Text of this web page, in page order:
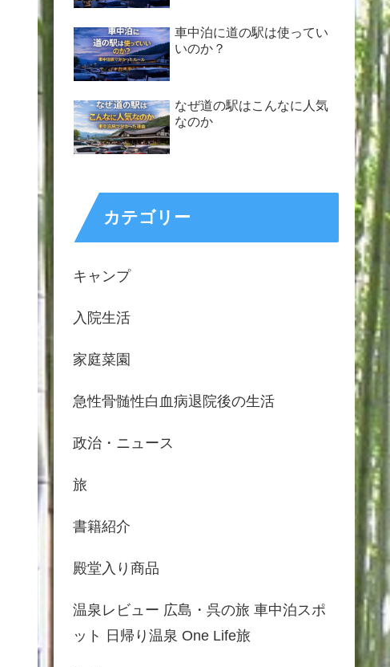
車中泊に道の駅は使ってい
いのか？
なぜ道の駅はこんなに人気
なのか
カテゴリー
キャンプ
入院生活
家庭菜園
急性骨髄性白血病退院後の生活
政治・ニュース
旅
書籍紹介
殿堂入り商品
温泉レビュー 広島・呉の旅 車中泊スポ
ット 日帰り温泉 One Life旅